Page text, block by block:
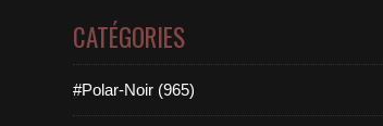
CATÉGORIES
#Polar-Noir (965)